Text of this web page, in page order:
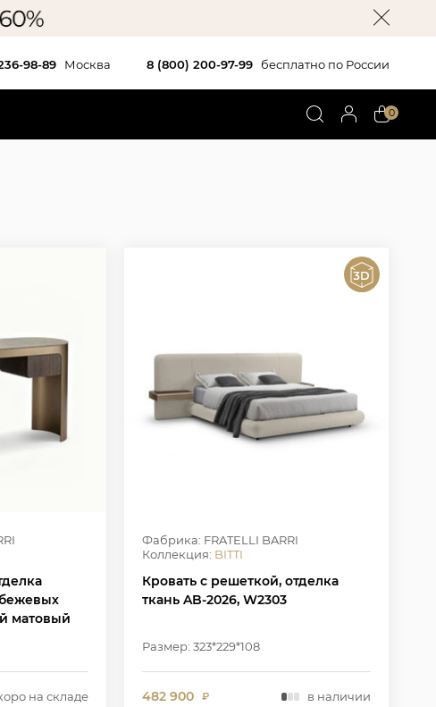
98-89 Москва 8 (800) 200-97-99 бесплатно по России
0
матовый
на складе
Фабрика: FRATELLI BARRI
Коллекция: BITTI
Кровать с решеткой, отделка
ткань AB-2026, W2303
Размер: 323*229*108
482 900 ₽ в наличии